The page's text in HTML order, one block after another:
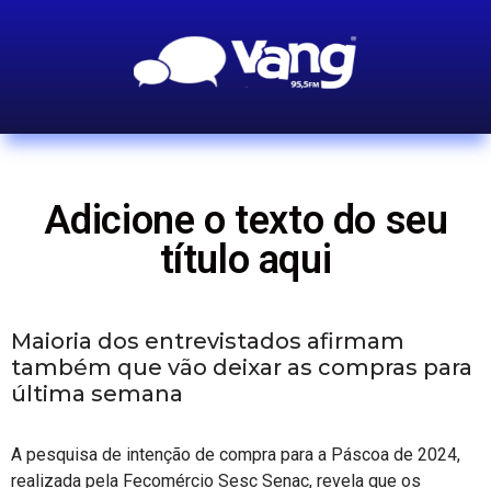
Adicione o texto do seu
título aqui
Maioria dos entrevistados afirmam
também que vão deixar as compras para
última semana
A pesquisa de intenção de compra para a Páscoa de 2024,
realizada pela Fecomércio Sesc Senac, revela que os